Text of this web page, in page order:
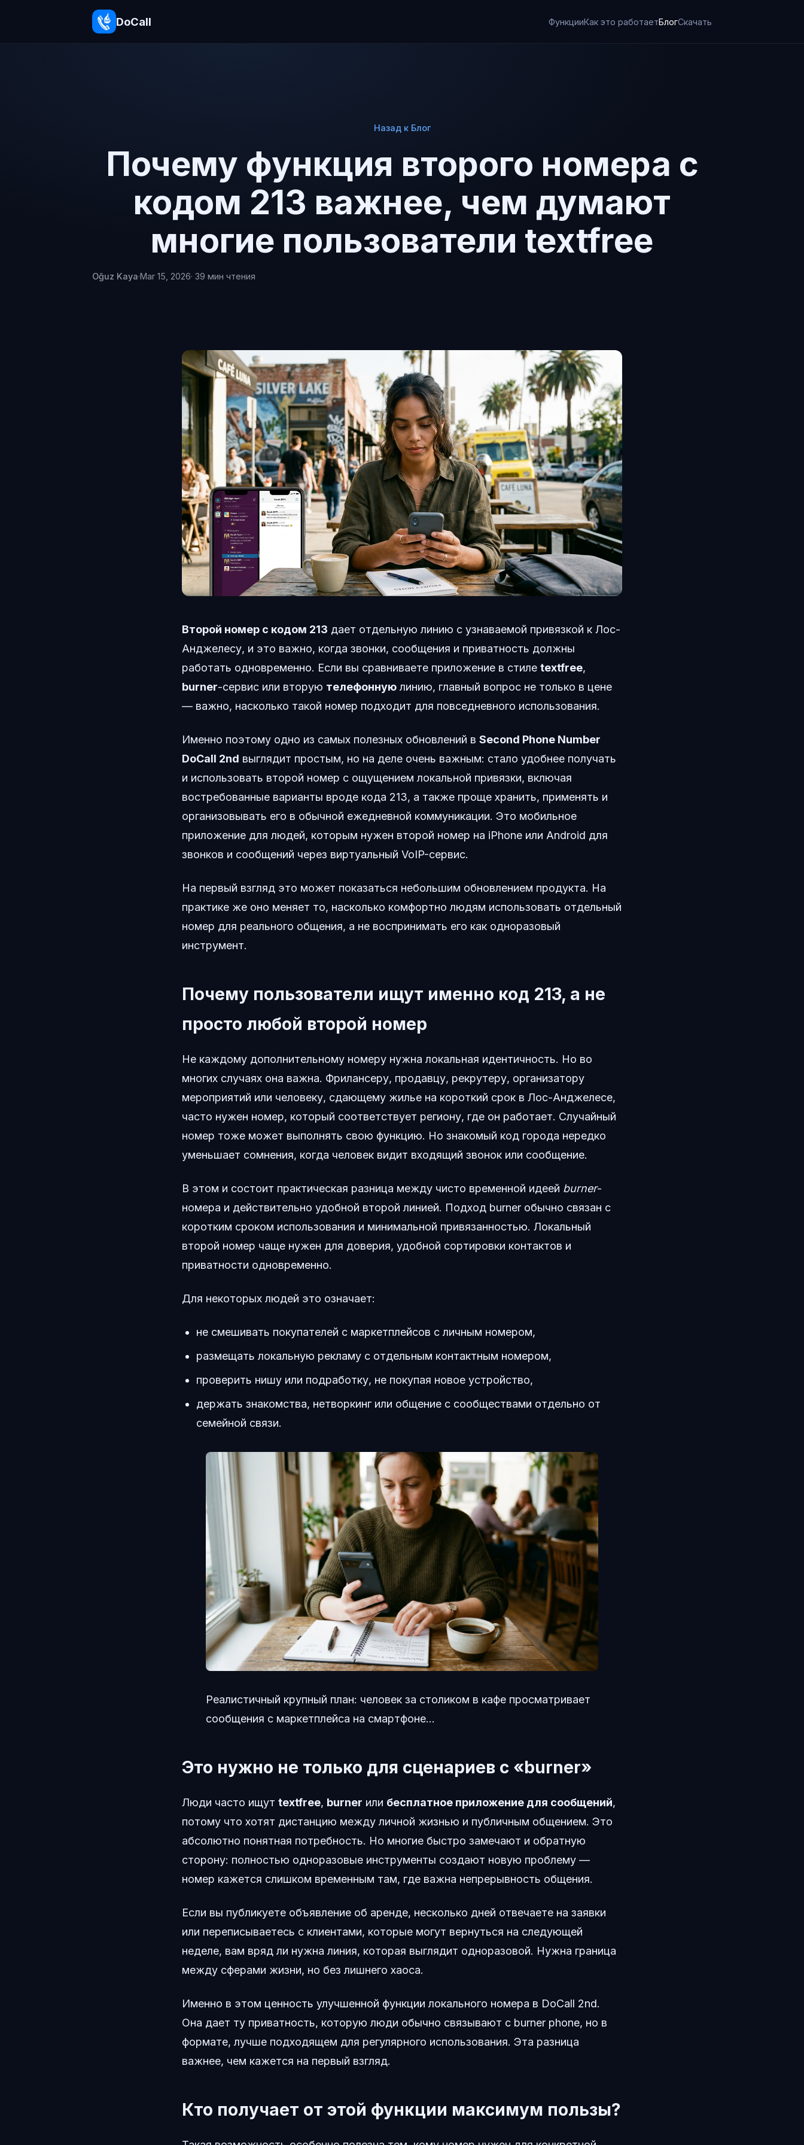
DoCall ФункцииКак это работаетБлогСкачать
Назад к Блог
Почему функция второго номера с
кодом 213 важнее, чем думают
многие пользователи textfree
Oğuz Kaya·Mar 15, 2026· 39 мин чтения
Второй номер с кодом 213 дает отдельную линию с узнаваемой привязкой к Лос-
Анджелесу, и это важно, когда звонки, сообщения и приватность должны
работать одновременно. Если вы сравниваете приложение в стиле textfree,
burner-сервис или вторую телефонную линию, главный вопрос не только в цене
— важно, насколько такой номер подходит для повседневного использования.
Именно поэтому одно из самых полезных обновлений в Second Phone Number
DoCall 2nd выглядит простым, но на деле очень важным: стало удобнее получать
и использовать второй номер с ощущением локальной привязки, включая
востребованные варианты вроде кода 213, а также проще хранить, применять и
организовывать его в обычной ежедневной коммуникации. Это мобильное
приложение для людей, которым нужен второй номер на iPhone или Android для
звонков и сообщений через виртуальный VoIP-сервис.
На первый взгляд это может показаться небольшим обновлением продукта. На
практике же оно меняет то, насколько комфортно людям использовать отдельный
номер для реального общения, а не воспринимать его как одноразовый
инструмент.
Почему пользователи ищут именно код 213, а не
просто любой второй номер
Не каждому дополнительному номеру нужна локальная идентичность. Но во
многих случаях она важна. Фрилансеру, продавцу, рекрутеру, организатору
мероприятий или человеку, сдающему жилье на короткий срок в Лос-Анджелесе,
часто нужен номер, который соответствует региону, где он работает. Случайный
номер тоже может выполнять свою функцию. Но знакомый код города нередко
уменьшает сомнения, когда человек видит входящий звонок или сообщение.
В этом и состоит практическая разница между чисто временной идеей burner-
номера и действительно удобной второй линией. Подход burner обычно связан с
коротким сроком использования и минимальной привязанностью. Локальный
второй номер чаще нужен для доверия, удобной сортировки контактов и
приватности одновременно.
Для некоторых людей это означает:
не смешивать покупателей с маркетплейсов с личным номером,
размещать локальную рекламу с отдельным контактным номером,
проверить нишу или подработку, не покупая новое устройство,
держать знакомства, нетворкинг или общение с сообществами отдельно от
семейной связи.
Реалистичный крупный план: человек за столиком в кафе просматривает
сообщения с маркетплейса на смартфоне...
Это нужно не только для сценариев с «burner»
Люди часто ищут textfree, burner или бесплатное приложение для сообщений,
потому что хотят дистанцию между личной жизнью и публичным общением. Это
абсолютно понятная потребность. Но многие быстро замечают и обратную
сторону: полностью одноразовые инструменты создают новую проблему —
номер кажется слишком временным там, где важна непрерывность общения.
Если вы публикуете объявление об аренде, несколько дней отвечаете на заявки
или переписываетесь с клиентами, которые могут вернуться на следующей
неделе, вам вряд ли нужна линия, которая выглядит одноразовой. Нужна граница
между сферами жизни, но без лишнего хаоса.
Именно в этом ценность улучшенной функции локального номера в DoCall 2nd.
Она дает ту приватность, которую люди обычно связывают с burner phone, но в
формате, лучше подходящем для регулярного использования. Эта разница
важнее, чем кажется на первый взгляд.
Кто получает от этой функции максимум пользы?